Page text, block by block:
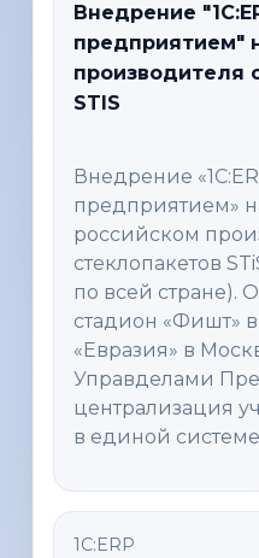
Внедрение
предприятием"
производителя
STIS
Внедрение
предприятием»
российском
стеклопакетов
по всей стране).
стадион «Фишт»
«Евразия» в
Управделами
централизация
в единой
1С:ERP